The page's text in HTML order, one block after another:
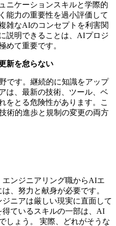
ニケーションスキルと学際的
能力の重要性を過小評価して
雑なAIのコンセプトを利害関
説明できることは、AIプロジ
めて重要です。
新を怠らない
です。継続的に知識をアップ
は、最新の技術、ツール、ベ
をとる危険性があります。こ
術的進歩と規制の変更の両方
ンジニアリング職からAIエ
、努力と献身が必要です。
ニアは厳しい現実に直面して
ているスキルの一部は、AI
しょう。 実際、どれがそうな